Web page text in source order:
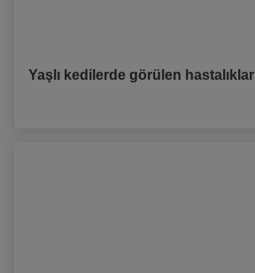
Yaşlı kedilerde görülen hastalıklar